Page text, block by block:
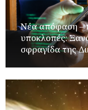
Νέα απόφαση –
υποκλοπές:
σφραγίδα της